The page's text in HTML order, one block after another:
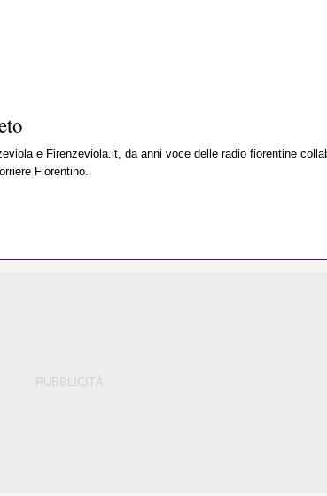
e Firenzeviola.it, da anni voce delle radio fiorentine
Fiorentino.